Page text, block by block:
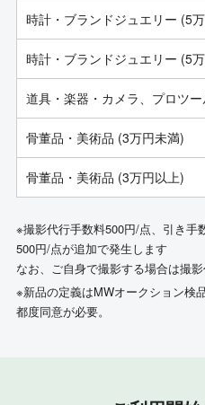
時計・ブランドジュエリー (5
時計・ブランドジュエリー (5
道具・楽器・カメラ、プロツ
骨董品・美術品 (3万円未満)
骨董品・美術品 (3万円以上)
※撮影代行手数料500円/点、引き手
500円/点が追加で発生します
なお、ご自身で撮影する場合は撮
※新品の定義はMWオークション検
都度同意が必要。